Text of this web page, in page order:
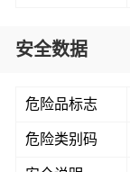
安全数据
危险品标志
危险类别码